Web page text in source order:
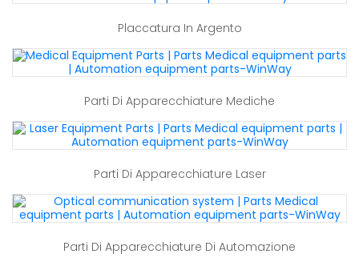
Placcatura In Argento
Parti Di Apparecchiature Mediche
Parti Di Apparecchiature Laser
Parti Di Apparecchiature Di Automazione